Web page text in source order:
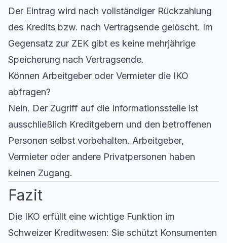
Der Eintrag wird nach vollständiger Rückzahlung
des Kredits bzw. nach Vertragsende gelöscht. Im
Gegensatz zur ZEK gibt es keine mehrjährige
Speicherung nach Vertragsende.
Können Arbeitgeber oder Vermieter die IKO
abfragen?
Nein. Der Zugriff auf die Informationsstelle ist
ausschließlich Kreditgebern und den betroffenen
Personen selbst vorbehalten. Arbeitgeber,
Vermieter oder andere Privatpersonen haben
keinen Zugang.
Fazit
Die IKO erfüllt eine wichtige Funktion im
Schweizer Kreditwesen: Sie schützt Konsumenten